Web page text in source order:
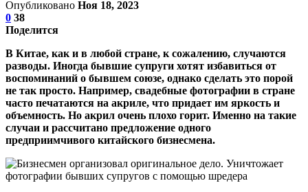
Опубликовано Ноя 18, 2023
0 38
Поделится
В Китае, как и в любой стране, к сожалению, случаются
разводы. Иногда бывшие супруги хотят избавиться от
воспоминаний о бывшем союзе, однако сделать это порой
не так просто. Например, свадебные фотографии в стране
часто печатаются на акриле, что придает им яркость и
объемность. Но акрил очень плохо горит. Именно на такие
случаи и рассчитано предложение одного
предприимчивого китайского бизнесмена.